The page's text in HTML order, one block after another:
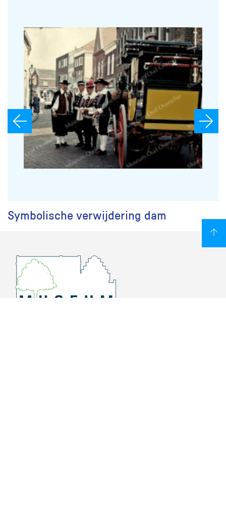
Symbolische verwijdering dam